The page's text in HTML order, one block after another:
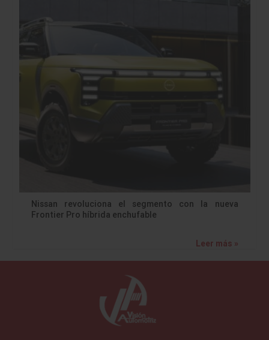
Nissan revoluciona el segmento con la nueva
Frontier Pro híbrida enchufable
Leer más »